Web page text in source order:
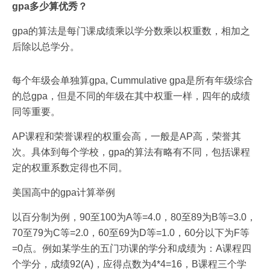
gpa多少算优秀？
gpa的算法是每门课成绩乘以学分数乘以权重数，相加之
后除以总学分。
每个年级会单独算gpa, Cummulative gpa是所有年级综合
的总gpa，但是不同的年级在其中权重一样，四年的成绩
同等重要。
AP课程和荣誉课程的权重会高，一般是AP高，荣誉其
次。具体到每个学校，gpa的算法有略有不同，包括课程
定的权重系数定得也不同。
美国高中的gpa计算举例
以百分制为例，90至100为A等=4.0，80至89为B等=3.0，
70至79为C等=2.0，60至69为D等=1.0，60分以下为F等
=0点。例如某学生的五门功课的学分和成绩为：A课程四
个学分，成绩92(A)，应得点数为4*4=16，B课程三个学